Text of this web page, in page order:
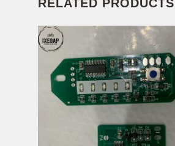
RELATED PRODUCTS